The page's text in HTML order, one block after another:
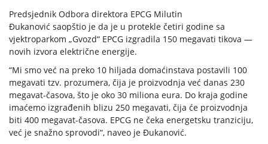
Predsjednik Odbora direktora EPCG Milutin
Đukanović saopštio je da je u protekle četiri godine sa
vjektroparkom „Gvozd“ EPCG izgradila 150 megavati tikova —
novih izvora električne energije.
“Mi smo već na preko 10 hiljada domaćinstava postavili 100
megavati tzv. prozumera, čija je proizvodnja već danas 230
megavat-časova, što je oko 30 miliona eura. Do kraja godine
imaćemo izgrađenih blizu 250 megavati, čija će proizvodnja
biti 400 megavat-časova. EPCG ne čeka energetsku tranziciju,
već je snažno sprovodi“, naveo je Đukanović.